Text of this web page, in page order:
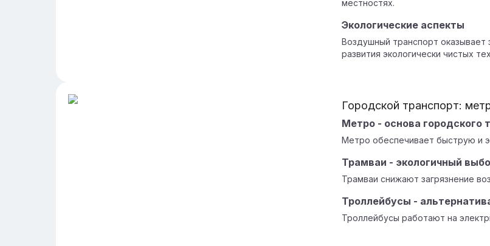
местностях.
Экологические аспекты
Воздушный транспорт
развития экологически чистых
Городской транспорт:
Метро - основа городского
Метро обеспечивает быструю и
Трамваи - экологичный
Трамваи снижают загрязнение
Троллейбусы -
Троллейбусы работают на